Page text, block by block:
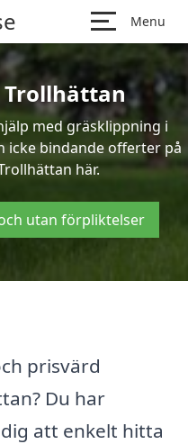
Menu
med gräsklippning i
icke bindande offerter på
här.
utan förpliktelser
prisvärd
Du har
att enkelt hitta